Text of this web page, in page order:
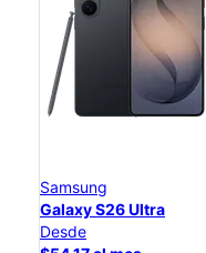
Samsung
Galaxy S26 Ultra
Desde